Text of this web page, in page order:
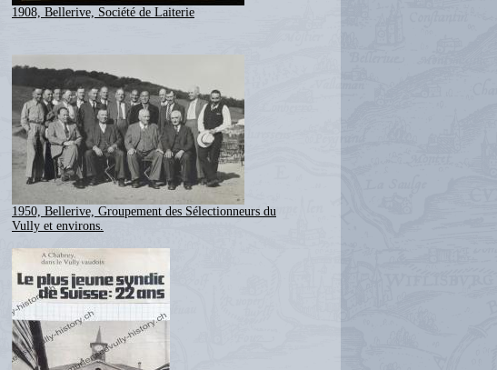
1908, Bellerive, Société de Laiterie
1950, Bellerive, Groupement des Sélectionneurs du
Vully et environs.